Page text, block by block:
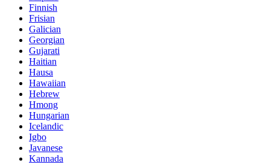
Finnish
Frisian
Galician
Georgian
Gujarati
Haitian
Hausa
Hawaiian
Hebrew
Hmong
Hungarian
Icelandic
Igbo
Javanese
Kannada